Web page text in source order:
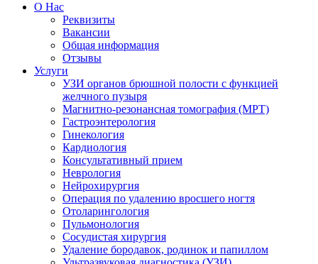
О Нас
Реквизиты
Вакансии
Общая информация
Отзывы
Услуги
УЗИ органов брюшной полости с функцией
желчного пузыря
Магнитно-резонансная томография (МРТ)
Гастроэнтерология
Гинекология
Кардиология
Консультативный прием
Неврология
Нейрохирургия
Операция по удалению вросшего ногтя
Отоларингология
Пульмонология
Сосудистая хирургия
Удаление бородавок, родинок и папиллом